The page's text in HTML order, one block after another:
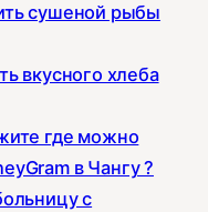
сушеной рыбы
вкусного хлеба
где можно
в Чангу ?
с